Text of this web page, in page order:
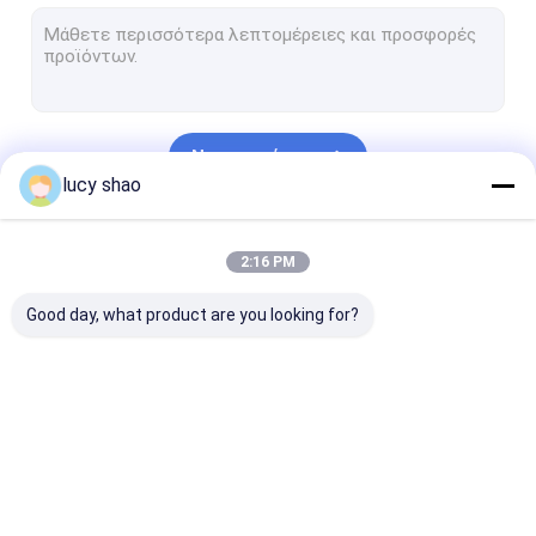
Πολυσύνθετο σύστημα πριονιών τρυπανιών
Πριόνι κόκκαλων αυτοψίας
Κτηνιατρικό ορθοπεδικό τρυπάνι
Ιατρικά τέμνοντα εργαλεία
Να συνεχίσει
lucy shao
2:16 PM
Good day, what product are you looking for?